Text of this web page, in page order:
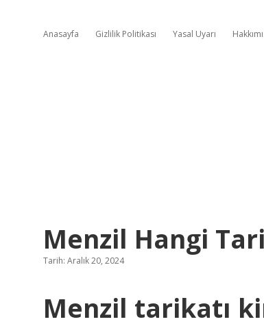
Anasayfa Gizlilik Politikası Yasal Uyarı
Menzil Hangi
Tarih: Aralık 20, 2024
Menzil tarikatı